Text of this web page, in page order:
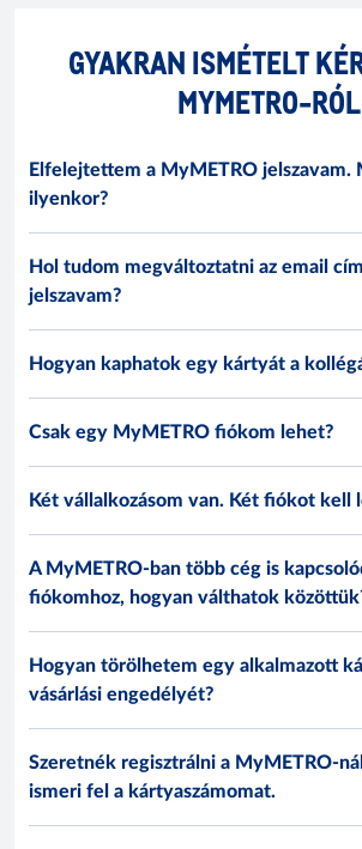
GYAKRAN ISMÉTELT
MYMETRO-RÓL
Elfelejtettem a MyMETRO jelszavam.
ilyenkor?
Hol tudom megváltoztatni az email
jelszavam?
Hogyan kaphatok egy kártyát a
Csak egy MyMETRO fiókom lehet?
Két vállalkozásom van. Két fiókot kell
A MyMETRO-ban több cég is
fiókomhoz, hogyan válthatok
Hogyan törölhetem egy alkalmazott
vásárlási engedélyét?
Szeretnék regisztrálni a MyMETRO-
ismeri fel a kártyaszámomat.